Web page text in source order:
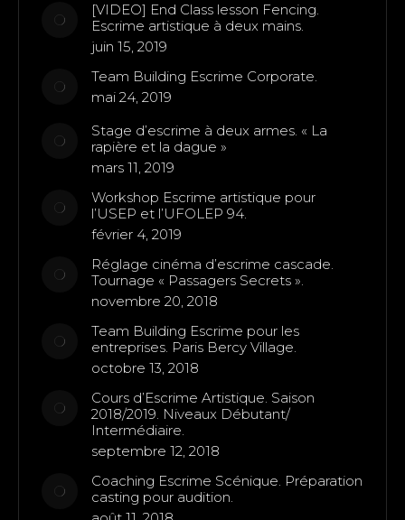
[VIDEO] End Class lesson Fencing.
Escrime artistique à deux mains.
juin 15, 2019
Team Building Escrime Corporate.
mai 24, 2019
Stage d’escrime à deux armes. « La
rapière et la dague »
mars 11, 2019
Workshop Escrime artistique pour
l’USEP et l’UFOLEP 94.
février 4, 2019
Réglage cinéma d’escrime cascade.
Tournage « Passagers Secrets ».
novembre 20, 2018
Team Building Escrime pour les
entreprises. Paris Bercy Village.
octobre 13, 2018
Cours d’Escrime Artistique. Saison
2018/2019. Niveaux Débutant/
Intermédiaire.
septembre 12, 2018
Coaching Escrime Scénique. Préparation
casting pour audition.